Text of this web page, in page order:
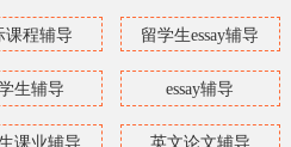
课程辅导 留学生essay辅导
生辅导 essay辅导
课业辅导 英文论文辅导